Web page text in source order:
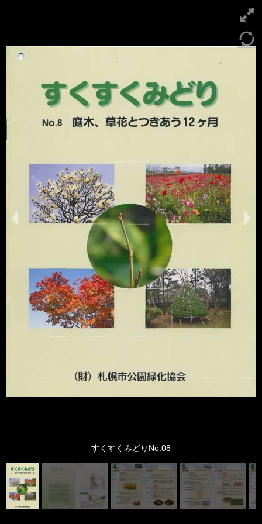
すくすくみどりNo.08